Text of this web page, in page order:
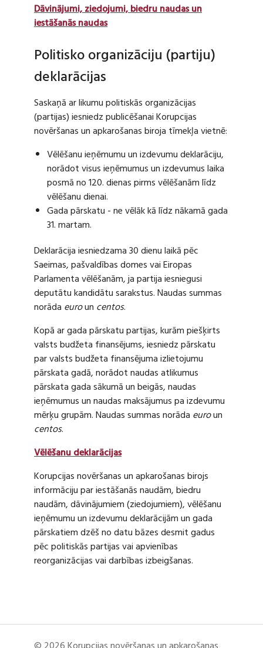
Dāvinājumi, ziedojumi, biedru naudas un
iestāšanās naudas
Politisko organizāciju (partiju)
deklarācijas
Saskaņā ar likumu politiskās organizācijas
(partijas) iesniedz publicēšanai Korupcijas
novēršanas un apkarošanas biroja tīmekļa vietnē:
Vēlēšanu ieņēmumu un izdevumu deklarāciju,
norādot visus ieņēmumus un izdevumus laika
posmā no 120. dienas pirms vēlēšanām līdz
vēlēšanu dienai.
Gada pārskatu - ne vēlāk kā līdz nākamā gada
31. martam.
Deklarācija iesniedzama 30 dienu laikā pēc
Saeimas, pašvaldības domes vai Eiropas
Parlamenta vēlēšanām, ja partija iesniegusi
deputātu kandidātu sarakstus. Naudas summas
norāda euroun centos.
Kopā ar gada pārskatu partijas, kurām piešķirts
valsts budžeta finansējums, iesniedz pārskatu
par valsts budžeta finansējuma izlietojumu
pārskata gadā, norādot naudas atlikumus
pārskata gada sākumā un beigās, naudas
ieņēmumus un naudas maksājumus pa izdevumu
mērķu grupām. Naudas summas norāda euroun
centos.
Vēlēšanu deklarācijas
Korupcijas novēršanas un apkarošanas birojs
informāciju par iestāšanās naudām, biedru
naudām, dāvinājumiem (ziedojumiem), vēlēšanu
ieņēmumu un izdevumu deklarācijām un gada
pārskatiem dzēš no datu bāzes desmit gadus
pēc politiskās partijas vai apvienības
reorganizācijas vai darbības izbeigšanas.